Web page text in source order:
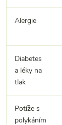
Alergie
Diabetes
a léky na
tlak
Potíže s
polykáním